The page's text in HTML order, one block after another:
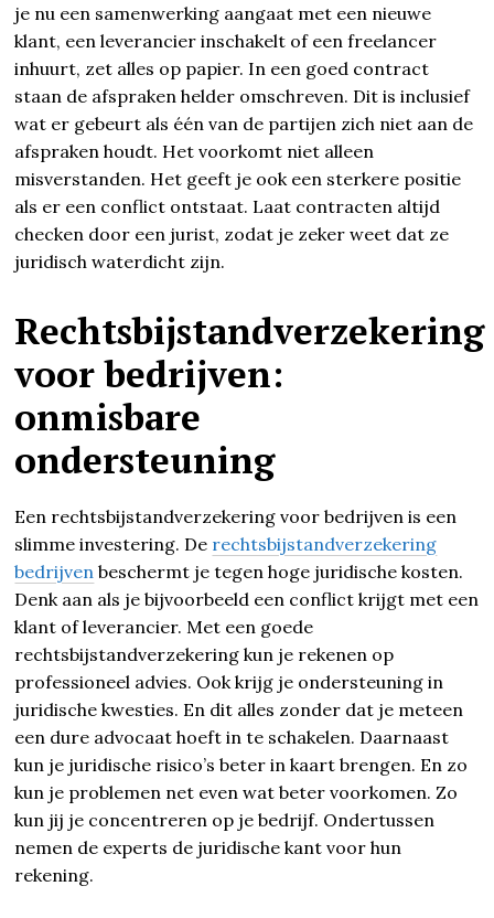
je nu een samenwerking aangaat met een nieuwe
klant, een leverancier inschakelt of een freelancer
inhuurt, zet alles op papier. In een goed contract
staan de afspraken helder omschreven. Dit is inclusief
wat er gebeurt als één van de partijen zich niet aan de
afspraken houdt. Het voorkomt niet alleen
misverstanden. Het geeft je ook een sterkere positie
als er een conflict ontstaat. Laat contracten altijd
checken door een jurist, zodat je zeker weet dat ze
juridisch waterdicht zijn.
Rechtsbijstandverzekering
voor bedrijven:
onmisbare
ondersteuning
Een rechtsbijstandverzekering voor bedrijven is een
slimme investering. De rechtsbijstandverzekering
bedrijven beschermt je tegen hoge juridische kosten.
Denk aan als je bijvoorbeeld een conflict krijgt met een
klant of leverancier. Met een goede
rechtsbijstandverzekering kun je rekenen op
professioneel advies. Ook krijg je ondersteuning in
juridische kwesties. En dit alles zonder dat je meteen
een dure advocaat hoeft in te schakelen. Daarnaast
kun je juridische risico’s beter in kaart brengen. En zo
kun je problemen net even wat beter voorkomen. Zo
kun jij je concentreren op je bedrijf. Ondertussen
nemen de experts de juridische kant voor hun
rekening.